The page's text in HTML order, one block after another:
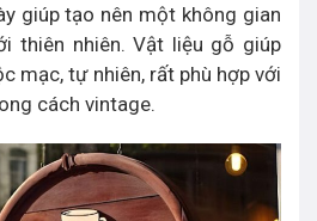
giúp tạo nên một không gian
thiên nhiên. Vật liệu gỗ giúp
mạc, tự nhiên, rất phù hợp với
cách vintage.